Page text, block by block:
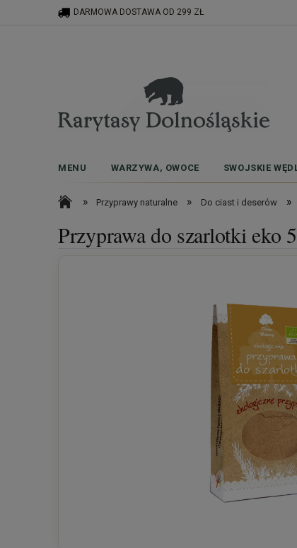
DARMOWA DOSTAWA OD 299 ZŁ
MENU WARZYWA, OWOCE SWOJSKIE
» Przyprawy naturalne » Do ciast i deserów »
Przyprawa do szarlotki eko